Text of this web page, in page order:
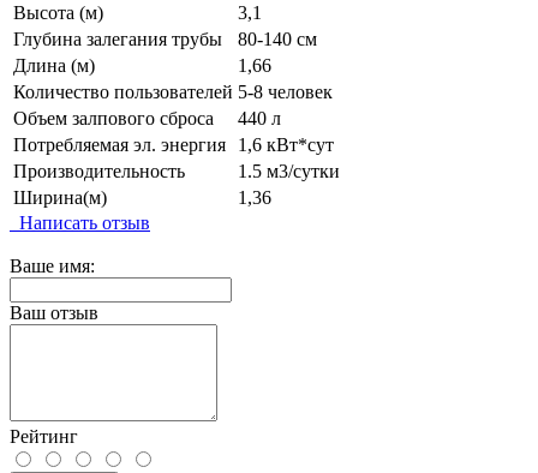
Высота (м)
3,1
Глубина залегания трубы
80-140 см
Длина (м)
1,66
Количество пользователей 5-8 человек
Объем залпового сброса
440 л
Потребляемая эл. энергия
1,6 кВт*сут
Производительность
1.5 м3/сутки
Ширина(м)
1,36
Написать отзыв
Ваше имя:
Ваш отзыв
Рейтинг